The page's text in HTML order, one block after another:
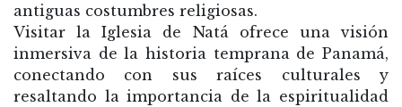
antiguas costumbres religiosas.
Visitar la Iglesia de Natá ofrece una visión
inmersiva de la historia temprana de Panamá,
conectando con sus raíces culturales y
resaltando la importancia de la espiritualidad